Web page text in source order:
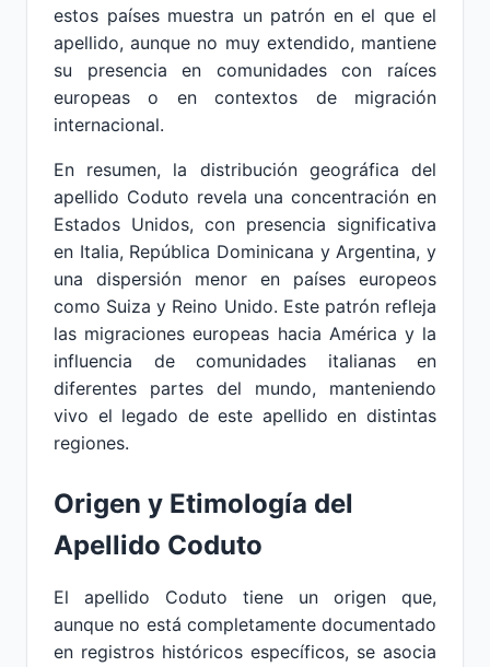
estos países muestra un patrón en el que el
apellido, aunque no muy extendido, mantiene
su presencia en comunidades con raíces
europeas o en contextos de migración
internacional.
En resumen, la distribución geográfica del
apellido Coduto revela una concentración en
Estados Unidos, con presencia significativa
en Italia, República Dominicana y Argentina, y
una dispersión menor en países europeos
como Suiza y Reino Unido. Este patrón refleja
las migraciones europeas hacia América y la
influencia de comunidades italianas en
diferentes partes del mundo, manteniendo
vivo el legado de este apellido en distintas
regiones.
Origen y Etimología del
Apellido Coduto
El apellido Coduto tiene un origen que,
aunque no está completamente documentado
en registros históricos específicos, se asocia